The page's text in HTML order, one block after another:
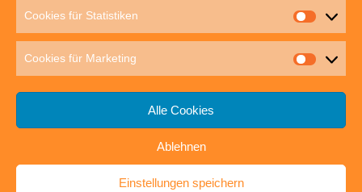
Cookies für Statistiken
Cookies für Marketing
Alle Cookies
Ablehnen
Einstellungen speichern
70563 Stuttgart
post@outdoor-hochgenuss.de
IMPRESSUM DATENSCHUTZ